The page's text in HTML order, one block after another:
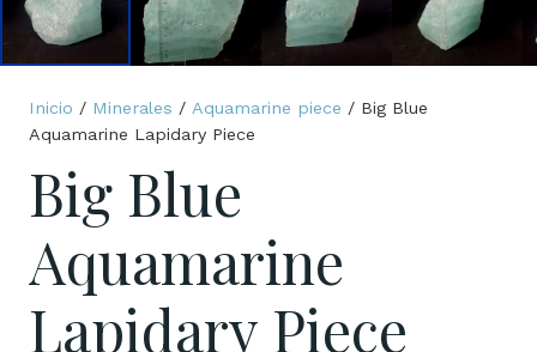
Inicio / Minerales / Aquamarine piece / Big Blue
Aquamarine Lapidary Piece
Big Blue
Aquamarine
Lapidary Piece